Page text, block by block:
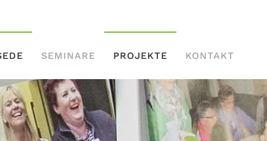
SEMINARE PROJEKTE KONTAKT